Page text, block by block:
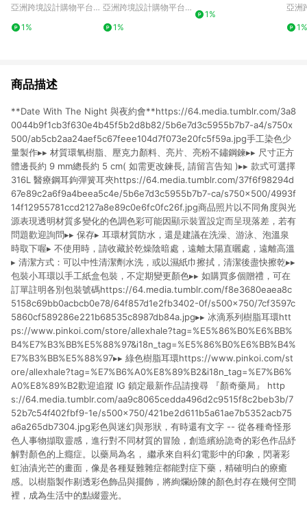
亞洲跨境設計購物平台
1%
亞洲跨境設計購物平台
1%
1%
亞洲
1%
商品描述
**Date With The Night 與夜約會**https://64.media.tumblr.com/3a8
0044b9f1cb3f630e4b45f5b2d8b82/5b6e7d3c5955b7b7-a4/s750x
500/ab5cb2aa24aef5c67feee104d7f073e20fc5f59a.jpg手工染色少
量製作▸▸ 材質環氧樹脂、壓克力顏料、亮片、亮粉不鏽鋼鍊▸▸ 尺寸正方
體邊長約 9 mm總長約 5 cm( 如需更改鍊長, 請留言告知 )▸▸ 款式可選擇
316L 醫療鋼耳鉤彈簧耳夾https://64.media.tumblr.com/37f6f98294d
67e89c2a6f9a4beea5c4e/5b6e7d3c5955b7b7-ca/s750x500/4993f
14f12955781ccd2127a8e89c0e6fc0fc26f.jpg商品照片以不同角度與光
源表現透明材質多變化的色調色彩可能因顯示裝置設定而呈現落差，若有
問題歡迎詢問▸▸ 保存▸ 耳環材質防水，還是建議在洗澡、游泳、泡溫泉
時取下喔▸ 不使用時，請收藏於乾燥陰暗處，遠離太陽直曬處，遠離高溫
▸ 清潔方式：可以中性清潔劑水洗，或以濕紙巾擦拭，清潔後盡快擦乾▸▸
包裝小耳環以手工紙盒包裝，不定期變更顏色▸▸ 如購買多個贈禮，可在
訂單註明各別包裝號碼https://64.media.tumblr.com/f8e3680eaea8c
5158c69bb0acbcb0e78/64f857d1e2fb3402-0f/s500x750/7cf3597c
5860cf589286e221b68535c8987db84a.jpg▸▸ 冰滴系列樹脂耳環htt
ps://www.pinkoi.com/store/allexhale?tag=%E5%86%B0%E6%BB%
B4%E7%B3%BB%E5%88%97&i18n_tag=%E5%86%B0%E6%BB%B4%
E7%B3%BB%E5%88%97▸▸ 綠色樹脂耳環https://www.pinkoi.com/st
ore/allexhale?tag=%E7%B6%A0%E8%89%B2&i18n_tag=%E7%B6%
A0%E8%89%B2歡迎追蹤 IG 鎖定最新作品請搜尋 『顏奇藥局』 http
s://64.media.tumblr.com/aa9c8065cedda496d2c9515f8c2beb3b/7
52b7c54f402fbf9-1e/s500x750/421be2d611b5a61ae7b5352acb75
a6a265db7304.jpg彩色與迷幻與形狀，有時還有文字 -- 從各種奇怪形
色人事物擷取靈感，進行對不同材質的冒險，創造繽紛詭奇的彩色作品紓
解對顏色的上癮症。以藥局為名， 繼承來自科幻電影中的印象，閃著彩
虹油漬光芒的畫面，像是各種疑難雜症都能對症下藥，精確明白的療癒
感。以樹脂製作剔透彩色飾品與擺飾，將絢爛紛陳的顏色封存在幾何空間
裡，成為生活中的點綴靈光。